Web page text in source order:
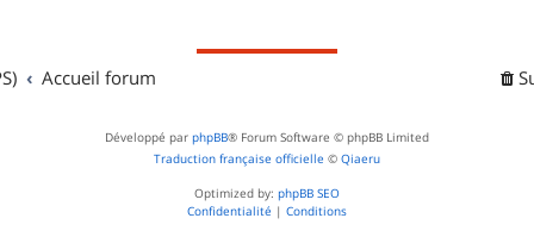
Accueil forum
Développé par phpBB® Forum Software © phpBB Limited
Traduction française officielle © Qiaeru
Optimized by: phpBB SEO
Confidentialité | Conditions